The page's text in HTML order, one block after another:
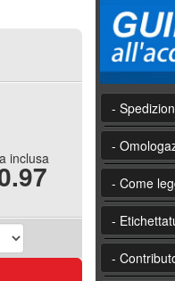
inclusa
-
-
- Come
-
-